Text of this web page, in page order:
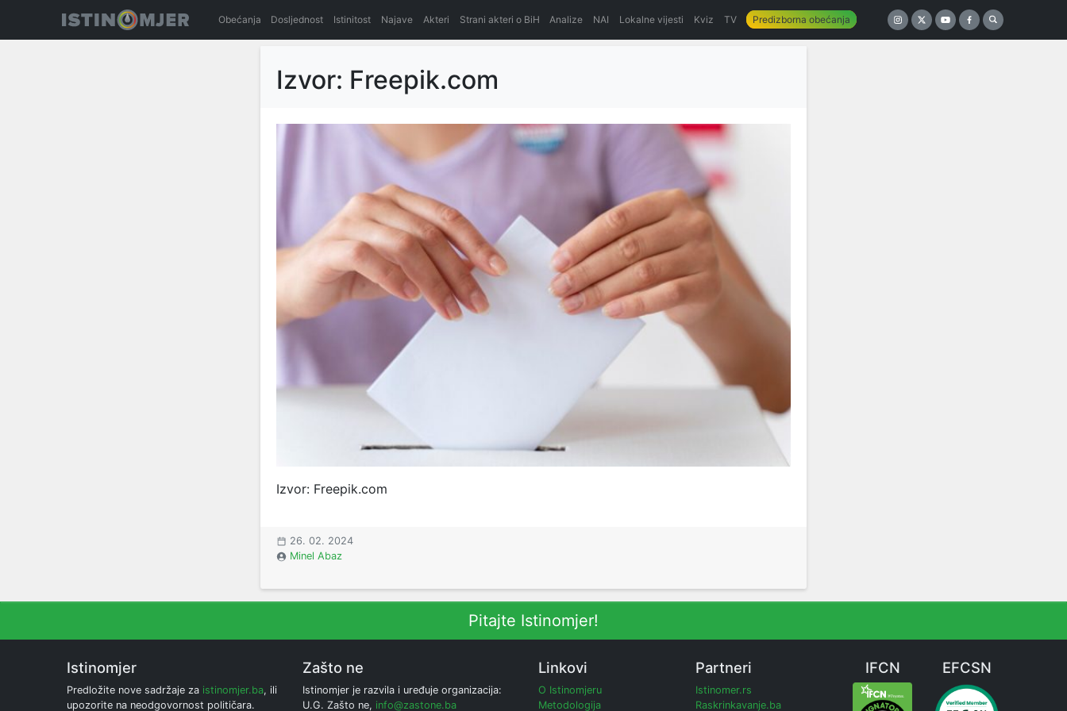
Obećanja Dosljednost Istinitost Najave Akteri Strani akteri o BiH Analize NAI Lokalne vijesti Kviz TV Predizborna obećanja
Izvor: Freepik.com
Izvor: Freepik.com
26. 02. 2024
Minel Abaz
Pitajte Istinomjer!
Istinomjer
Predložite nove sadržaje za istinomjer.ba, ili
upozorite na neodgovornost političara.
Zašto ne
Istinomjer je razvila i uređuje organizacija:
U.G. Zašto ne, info@zastone.ba
Linkovi
O Istinomjeru
Metodologija
Partneri
Istinomer.rs
Raskrinkavanje.ba
IFCN EFCSN